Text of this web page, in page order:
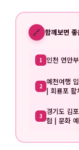
🔗 함께보면 좋
1 인천 연안
2 예천여행
| 회룡포 활
3 경기도 김
험 | 문화